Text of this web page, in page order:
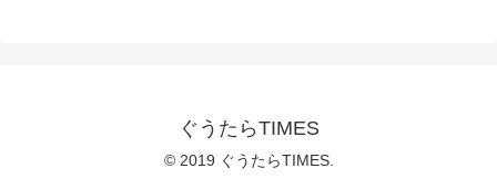
ぐうたらTIMES
© 2019 ぐうたらTIMES.